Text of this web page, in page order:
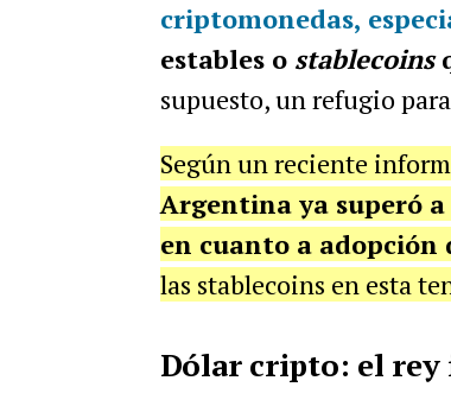
criptomonedas,
estables o stablecoins
supuesto, un refugio
Según un reciente
Argentina ya superó
en cuanto a adopción
las stablecoins en esta
Dólar cripto: el